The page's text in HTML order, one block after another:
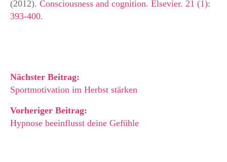
(2012). Consciousness and cognition. Elsevier. 21 (1):
393-400.
Vorheriger Beitrag:
Hypnose beeinflusst deine Gefühle
Nächster Beitrag:
Sportmotivation im Herbst stärken